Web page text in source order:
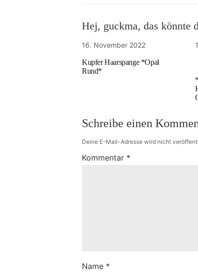
Hej, guckma, das könnte
16. November 2022
Kupfer Haarspange *Opal
Rund*
Schreibe einen
Deine E-Mail-Adresse wird nicht
Kommentar *
Name *